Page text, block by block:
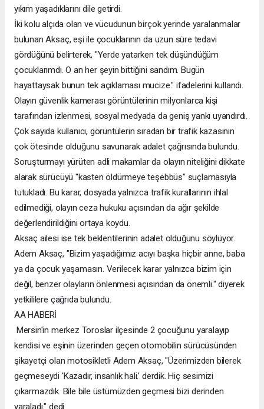
yıkım yaşadıklarını dile getirdi.
İki kolu alçıda olan ve vücudunun birçok yerinde yaralanmalar
bulunan Aksaç, eşi ile çocuklarının da uzun süre tedavi
gördüğünü belirterek, "Yerde yatarken tek düşündüğüm
çocuklarımdı. O an her şeyin bittiğini sandım. Bugün
hayattaysak bunun tek açıklaması mucize." ifadelerini kullandı.
Olayın güvenlik kamerası görüntülerinin milyonlarca kişi
tarafından izlenmesi, sosyal medyada da geniş yankı uyandırdı.
Çok sayıda kullanıcı, görüntülerin sıradan bir trafik kazasının
çok ötesinde olduğunu savunarak adalet çağrısında bulundu.
Soruşturmayı yürüten adli makamlar da olayın niteliğini dikkate
alarak sürücüyü "kasten öldürmeye teşebbüs" suçlamasıyla
tutukladı. Bu karar, dosyada yalnızca trafik kurallarının ihlal
edilmediği, olayın ceza hukuku açısından da ağır şekilde
değerlendirildiğini ortaya koydu.
Aksaç ailesi ise tek beklentilerinin adalet olduğunu söylüyor.
Adem Aksaç, "Bizim yaşadığımız acıyı başka hiçbir anne, baba
ya da çocuk yaşamasın. Verilecek karar yalnızca bizim için
değil, benzer olayların önlenmesi açısından da önemli." diyerek
yetkililere çağrıda bulundu.
AA HABERİ
Mersin'in merkez Toroslar ilçesinde 2 çocuğunu yaralayıp
kendisi ve eşinin üzerinden geçen otomobilin sürücüsünden
şikayetçi olan motosikletli Adem Aksaç, "Üzerimizden bilerek
geçmeseydi 'Kazadır, insanlık hali.' derdik. Hiç sesimizi
çıkarmazdık. Bile bile üstümüzden geçmesi bizi derinden
yaraladı." dedi.